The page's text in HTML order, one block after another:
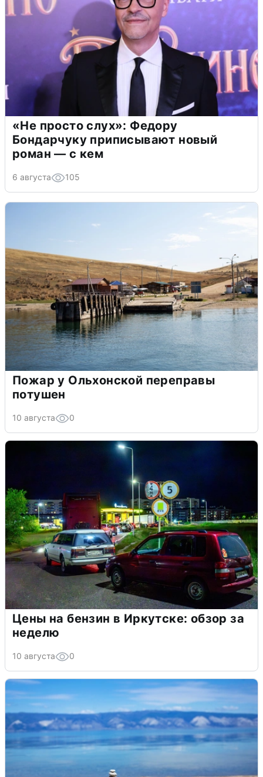
«Не просто слух»: Федору
Бондарчуку приписывают новый
роман — с кем
6 августа 105
Пожар у Ольхонской переправы
потушен
10 августа 0
Цены на бензин в Иркутске: обзор за
неделю
10 августа 0